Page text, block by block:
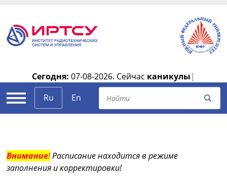
Сегодня: 07-08-2026. Сейчас каникулы |
Ru
En
Внимание!Расписание находится в режиме
заполнения и корректировки!